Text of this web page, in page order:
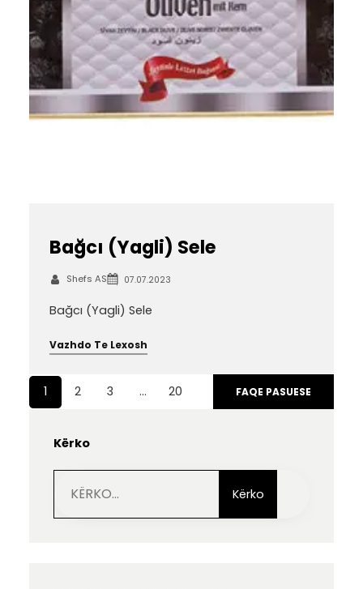
Bağcı (Yagli) Sele
Shefs AS 07.07.2023
Bağcı (Yagli) Sele
Vazhdo Te Lexosh
1 2 3 … 20 FAQE PASUESE
Kërko
Kërko